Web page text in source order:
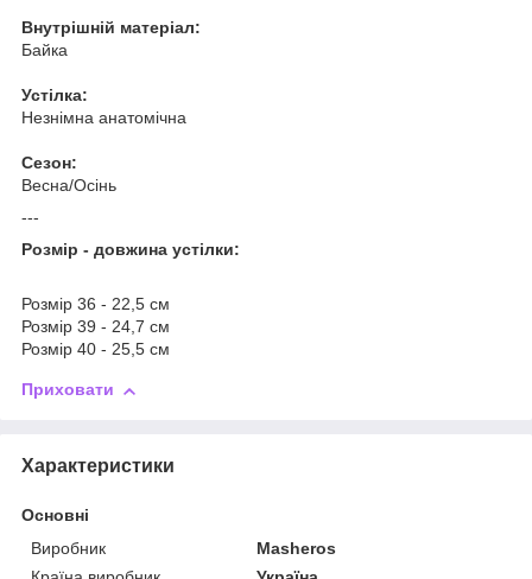
Внутрішній матеріал:
Байка
Устілка:
Незнімна анатомічна
Сезон:
Весна/Осінь
---
Розмір - довжина устілки:
Розмір 36 - 22,5 см
Розмір 39 - 24,7 см
Розмір 40 - 25,5 см
Приховати
Характеристики
Основні
Виробник
Masheros